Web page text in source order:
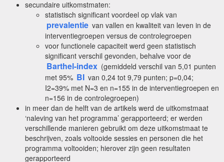
secundaire uitkomstmaten:
statistisch significant voordeel op vlak van
prevalentie van vallen en kwaliteit van leven in de
interventiegroepen versus de controlegroepen
voor functionele capaciteit werd geen statistisch
significant verschil gevonden, behalve voor de
Barthel-index (gemiddeld verschil van 5,01 punten
met 95% BI van 0,24 tot 9,79 punten; p=0,04;
I2=39% met N=3 en n=155 in de interventiegroepen en
n=156 in de controlegroepen)
in meer dan de helft van de artikels werd de uitkomstmaat
‘naleving van het programma’ gerapporteerd; er werden
verschillende manieren gebruikt om deze uitkomstmaat te
beschrijven, zoals voltooide sessies en personen die het
programma voltooiden; hierover zijn geen resultaten
gerapporteerd